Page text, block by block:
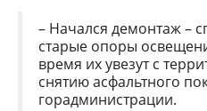
– Начался демонтаж –
старые опоры
время их увезут с
снятию асфальтного
горадминистрации.